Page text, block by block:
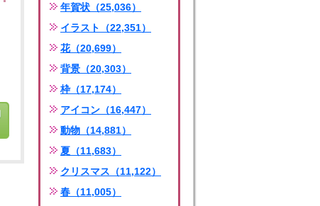
年賀状（25,036）
イラスト（22,351）
花（20,699）
背景（20,303）
枠（17,174）
アイコン（16,447）
動物（14,881）
夏（11,683）
クリスマス（11,122）
春（11,005）